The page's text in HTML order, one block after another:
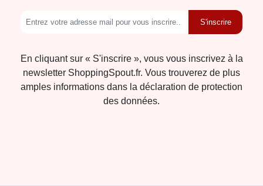
S'inscrire
En cliquant sur « S'inscrire », vous vous inscrivez à la
newsletter ShoppingSpout.fr. Vous trouverez de plus
amples informations dans la déclaration de protection
des données.